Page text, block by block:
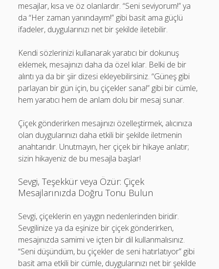
mesajlar, kısa ve öz olanlardır. “Seni seviyorum!” ya
da “Her zaman yanındayım!” gibi basit ama güçlü
ifadeler, duygularınızı net bir şekilde iletebilir.
Kendi sözlerinizi kullanarak yaratıcı bir dokunuş
eklemek, mesajınızı daha da özel kılar. Belki de bir
alıntı ya da bir şiir dizesi ekleyebilirsiniz. “Güneş gibi
parlayan bir gün için, bu çiçekler sana!” gibi bir cümle,
hem yaratıcı hem de anlam dolu bir mesaj sunar.
Çiçek gönderirken mesajınızı özelleştirmek, alıcınıza
olan duygularınızı daha etkili bir şekilde iletmenin
anahtarıdır. Unutmayın, her çiçek bir hikaye anlatır;
sizin hikayeniz de bu mesajla başlar!
Sevgi, Teşekkür veya Özür: Çiçek
Mesajlarınızda Doğru Tonu Bulun
Sevgi, çiçeklerin en yaygın nedenlerinden biridir.
Sevgilinize ya da eşinize bir çiçek gönderirken,
mesajınızda samimi ve içten bir dil kullanmalısınız.
“Seni düşündüm, bu çiçekler de seni hatırlatıyor” gibi
basit ama etkili bir cümle, duygularınızı net bir şekilde